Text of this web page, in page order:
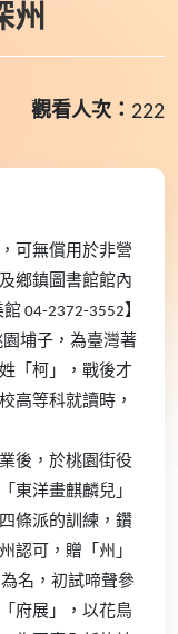
州
觀看人次： 222
可無償用於非營
鄉鎮圖書館館內
04-2372-3552】
埔子，為臺灣著
「柯」，戰後才
高等科就讀時，
後，於桃園街役
東洋畫麒麟兒」
條派的訓練，鑽
認可，贈「州」
名，初試啼聲參
府展」，以花鳥